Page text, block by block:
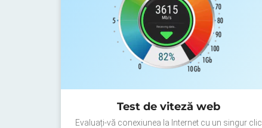
Test de viteză web
Evaluați-vă conexiunea la Internet cu un singur clic